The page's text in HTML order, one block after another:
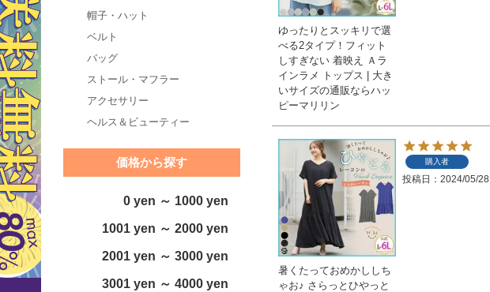
帽子・ハット
ベルト
バッグ
ストール・マフラー
アクセサリー
ヘルス＆ビューティー
価格から探す
0 yen ～ 1000 yen
1001 yen ～ 2000 yen
2001 yen ～ 3000 yen
3001 yen ～ 4000 yen
ゆったりとスッキリで選
べる2タイプ！フィット
しすぎない 着映え Ａラ
インラメ トップス | 大き
いサイズの通販ならハッ
ピーマリリン
暑くたっておめかししち
ゃお♪ さらっとひやっと
購入者
投稿日 2024/05/28